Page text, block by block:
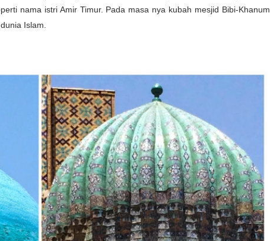
nama istri Amir Timur. Pada masa nya kubah mesjid Bibi-Khanum
Islam.